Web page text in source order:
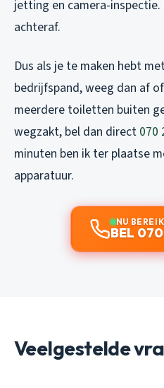
jetting en camera-inspectie.
achteraf.
Dus als je te maken hebt
bedrijfspand, weeg dan af
meerdere toiletten buiten
wegzakt, bel dan direct 070
minuten ben ik ter plaatse
apparatuur.
NU
BEL
Veelgestelde